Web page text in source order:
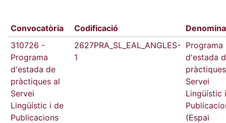
Convocatòria Codificació
310726 -
Programa
d'estada de
pràctiques al
Servei
Lingüístic i de
Publicacions
2627PRA_SL_EAL_ANGLES-
1
Programa
d'estada
Servei
Lingüístic
(Espai